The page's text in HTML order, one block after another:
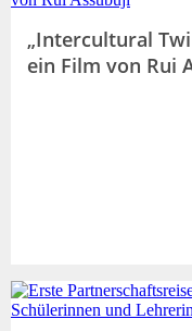
„Intercultural
ein Film von Rui